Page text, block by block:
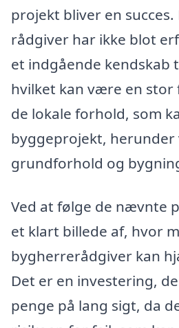
projekt bliver en
rådgiver har ikke blot
et indgående kendskab
hvilket kan være en
de lokale forhold, som
byggeprojekt,
grundforhold og
Ved at følge de nævnte
et klart billede af, hvor
bygherrerådgiver kan
Det er en investering,
penge på lang sigt, da